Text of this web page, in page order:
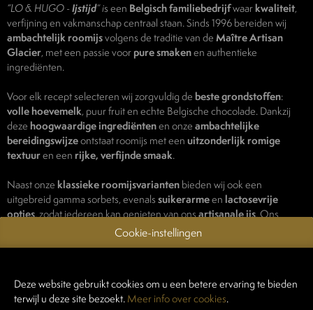
“LO & HUGO -Ijstijd” is een Belgisch familiebedrijfwaarkwaliteit,
verfijning en vakmanschap centraal staan. Sinds 1996 bereiden wij
ambachtelijk roomijsvolgens de traditie van deMaître Artisan
Glacier, met een passie voorpure smakenen authentieke
ingrediënten.
Voor elk recept selecteren wij zorgvuldig de beste grondstoffen:
volle hoevemelk, puur fruit en echte Belgische chocolade. Dankzij
deze hoogwaardige ingrediëntenen onzeambachtelijke
bereidingswijzeontstaat roomijs met eenuitzonderlijk romige
textuuren een rijke, verfijnde smaak.
Naast onze klassieke roomijsvariantenbieden wij ook een
uitgebreid gamma sorbets, evenalssuikerarmeen lactosevrije
opties, zodat iedereen kan genieten van onsartisanale ijs. Ons
assortiment is beschikbaar inverschillende verpakkingen voor
indulgence potten
Zo brengen wij elke dag een stukjeBelgisch vakmanschaptot inelke
winkelenelk moment van genieten.
Cookie-instellingen
Deze website gebruikt cookies om u een betere ervaring te bieden
terwijl u deze site bezoekt.Meer info over cookies.